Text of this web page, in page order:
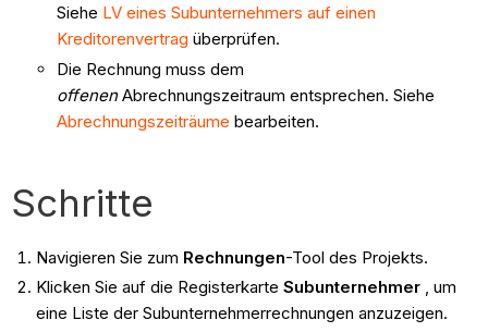
Siehe LV eines Subunternehmers auf einen
Kreditorenvertrag überprüfen.
Die Rechnung muss dem
offenenAbrechnungszeitraum entsprechen. Siehe
Abrechnungszeiträume bearbeiten.
Schritte
Navigieren Sie zum Rechnungen-Tool des Projekts.
Klicken Sie auf die Registerkarte Subunternehmer , um
eine Liste der Subunternehmerrechnungen anzuzeigen.